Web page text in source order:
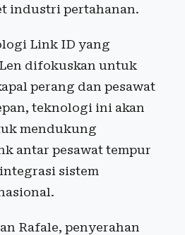
industri pertahanan.
Link ID yang
difokuskan untuk
perang dan pesawat
teknologi ini akan
mendukung
antar pesawat tempur
sistem
Rafale, penyerahan